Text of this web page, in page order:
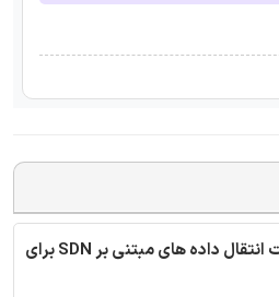
ترجمه مقاله امنیت انتقال داده های مبتنی بر SDN برای